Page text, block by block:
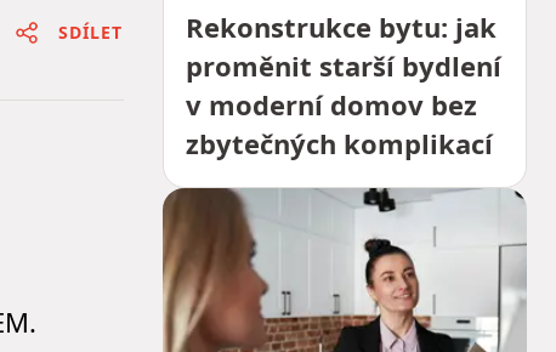
SDÍLET
Rekonstrukce bytu: jak
proměnit starší bydlení
v moderní domov bez
zbytečných komplikací